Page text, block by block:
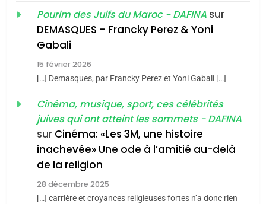
Oeil ravageur – Vanessa
De Loya Stauber
«Tu dis génocide, je dis
guerre»: La nouvelle
chanson de Boy George
ISRAÉL JUDAISME
Pourim des Juifs du Maroc - DAFINA sur
DEMASQUES – Francky Perez & Yoni
Gabali
15 février 2026
[…] Demasques, par Francky Perez et Yoni Gabali […]
Cinéma, musique, sport, ces célébrités
juives qui ont atteint les sommets - DAFINA
sur Cinéma: «Les 3M, une histoire
inachevée» Une ode à l’amitié au-delà
de la religion
28 décembre 2025
[…] carrière et croyances religieuses fortes n’a donc rien
meurtrière selon le rapport
l’antisémitisme
FIÈRE, DIGNE ET RÉSILIENTE :
POURQUOI JE REVENDIQUE
MA JUDAÏTE par Thérèse
Zrihen-Dvir
ISRAÉL